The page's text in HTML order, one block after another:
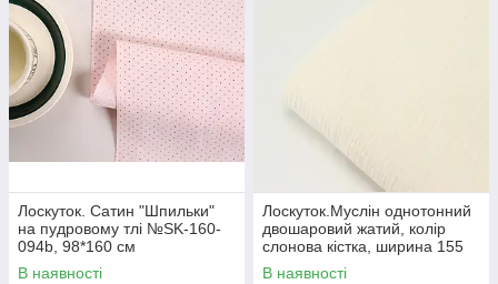
Лоскуток. Сатин "Шпильки"
на пудровому тлі №SK-160-
094b, 98*160 см
В наявності
Лоскуток.Муслін однотонний
двошаровий жатий, колір
слонова кістка, ширина 155
см No МЖ-3-90, 71*155 см
В наявності